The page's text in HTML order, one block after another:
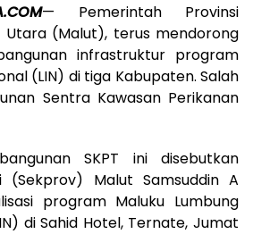
— Pemerintah Provinsi
Utara (Malut), terus mendorong
infrastruktur program
(LIN) di tiga Kabupaten. Salah
Sentra Kawasan Perikanan
SKPT ini disebutkan
(Sekprov) Malut Samsuddin A
program Maluku Lumbung
di Sahid Hotel, Ternate, Jumat